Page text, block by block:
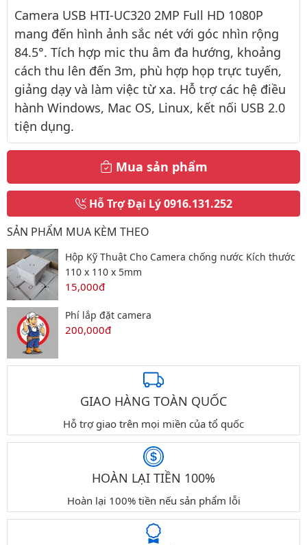
Camera USB HTI-UC320 2MP Full HD 1080P
mang đến hình ảnh sắc nét với góc nhìn rộng
84.5°. Tích hợp mic thu âm đa hướng, khoảng
cách thu lên đến 3m, phù hợp họp trực tuyến,
giảng dạy và làm việc từ xa. Hỗ trợ các hệ điều
hành Windows, Mac OS, Linux, kết nối USB 2.0
tiện dụng.
Mua sản phẩm
Hỗ Trợ Đại Lý0916.131.252
SẢN PHẨM MUA KÈM THEO
Hộp Kỹ Thuật Cho Camera chống nước Kích thước
110 x 110 x 5mm
15,000đ
Phí lắp đặt camera
200,000đ
GIAO HÀNG TOÀN QUỐC
Hỗ trợ giao trên mọi miền của tổ quốc
HOÀN LẠI TIỀN 100%
Hoàn lại 100% tiền nếu sản phẩm lỗi